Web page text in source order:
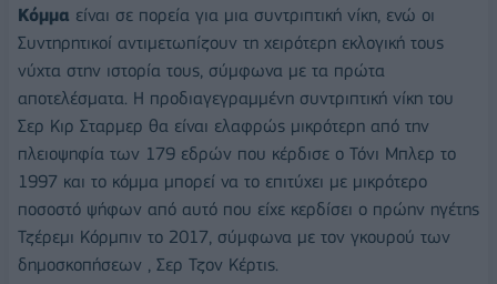
Κόμμα είναι σε πορεία για μια συντριπτική νίκη, ενώ οι
Συντηρητικοί αντιμετωπίζουν τη χειρότερη εκλογική τους
νύχτα στην ιστορία τους, σύμφωνα με τα πρώτα
αποτελέσματα. H προδιαγεγραμμένη συντριπτική νίκη του
Σερ Κιρ Σταρμερ θα είναι ελαφρώς μικρότερη από την
πλειοψηφία των 179 εδρών που κέρδισε ο Τόνι Μπλερ το
1997 και το κόμμα μπορεί να το επιτύχει με μικρότερο
ποσοστό ψήφων από αυτό που είχε κερδίσει ο πρώην ηγέτης
Τζέρεμι Κόρμπιν το 2017, σύμφωνα με τον γκουρού των
δημοσκοπήσεων , Σερ Τζον Κέρτις.